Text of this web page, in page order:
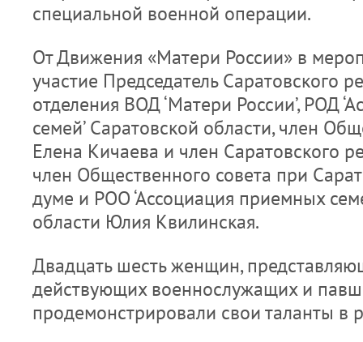
специальной военной операции.
От Движения «Матери России» в
участие Председатель Саратовского
отделения ВОД ‘Матери России’, РОД
семей’ Саратовской области, член
Елена Кичаева и член Саратовского
член Общественного совета при
думе и РОО ‘Ассоциация приемных
области Юлия Квилинская.
Двадцать шесть женщин,
действующих военнослужащих и
продемонстрировали свои таланты в